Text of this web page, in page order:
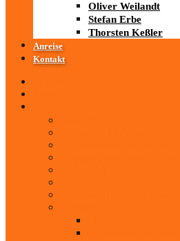
Oliver Weilandt
Stefan Erbe
Thorsten Keßler
Anreise
Kontakt